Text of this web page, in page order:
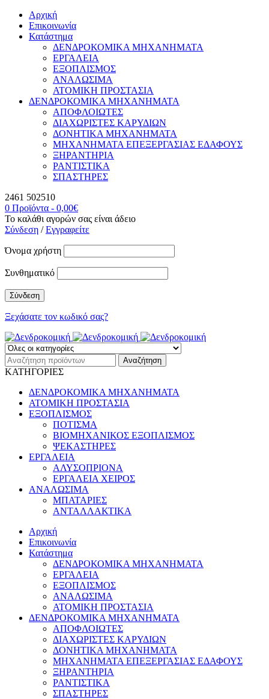
Αρχική
Επικοινωνία
Κατάστημα
ΔΕΝΔΡΟΚΟΜΙΚΑ ΜΗΧΑΝΗΜΑΤΑ
ΕΡΓΑΛΕΙΑ
ΕΞΟΠΛΙΣΜΟΣ
ΑΝΑΛΩΣΙΜΑ
ΑΤΟΜΙΚΗ ΠΡΟΣΤΑΣΙΑ
ΔΕΝΔΡΟΚΟΜΙΚΑ ΜΗΧΑΝΗΜΑΤΑ
ΑΠΟΦΛΟΙΩΤΕΣ
ΔΙΑΧΩΡΙΣΤΕΣ ΚΑΡΥΔΙΩΝ
ΔΟΝΗΤΙΚΑ ΜΗΧΑΝΗΜΑΤΑ
ΜΗΧΑΝΗΜΑΤΑ ΕΠΕΞΕΡΓΑΣΙΑΣ ΕΔΑΦΟΥΣ
ΞΗΡΑΝΤΗΡΙΑ
ΡΑΝΤΙΣΤΙΚΑ
ΣΠΑΣΤΗΡΕΣ
2461 502510
0 Προϊόντα - 0,00€
Το καλάθι αγορών σας είναι άδειο
Σύνδεση /Εγγραφείτε
Όνομα χρήστη
Συνθηματικό
Ξεχάσατε τον κωδικό σας?
ΚΑΤΗΓΟΡΙΕΣ
ΔΕΝΔΡΟΚΟΜΙΚΑ ΜΗΧΑΝΗΜΑΤΑ
ΑΤΟΜΙΚΗ ΠΡΟΣΤΑΣΙΑ
ΕΞΟΠΛΙΣΜΟΣ
ΠΟΤΙΣΜΑ
ΒΙΟΜΗΧΑΝΙΚΟΣ ΕΞΟΠΛΙΣΜΟΣ
ΨΕΚΑΣΤΗΡΕΣ
ΕΡΓΑΛΕΙΑ
ΑΛΥΣΟΠΡΙΟΝΑ
ΕΡΓΑΛΕΙΑ ΧΕΙΡΟΣ
ΑΝΑΛΩΣΙΜΑ
ΜΠΑΤΑΡΙΕΣ
ΑΝΤΑΛΛΑΚΤΙΚΑ
Αρχική
Επικοινωνία
Κατάστημα
ΔΕΝΔΡΟΚΟΜΙΚΑ ΜΗΧΑΝΗΜΑΤΑ
ΕΡΓΑΛΕΙΑ
ΕΞΟΠΛΙΣΜΟΣ
ΑΝΑΛΩΣΙΜΑ
ΑΤΟΜΙΚΗ ΠΡΟΣΤΑΣΙΑ
ΔΕΝΔΡΟΚΟΜΙΚΑ ΜΗΧΑΝΗΜΑΤΑ
ΑΠΟΦΛΟΙΩΤΕΣ
ΔΙΑΧΩΡΙΣΤΕΣ ΚΑΡΥΔΙΩΝ
ΔΟΝΗΤΙΚΑ ΜΗΧΑΝΗΜΑΤΑ
ΜΗΧΑΝΗΜΑΤΑ ΕΠΕΞΕΡΓΑΣΙΑΣ ΕΔΑΦΟΥΣ
ΞΗΡΑΝΤΗΡΙΑ
ΡΑΝΤΙΣΤΙΚΑ
ΣΠΑΣΤΗΡΕΣ